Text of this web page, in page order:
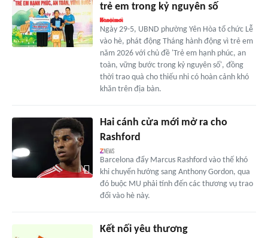
trẻ em trong kỷ nguyên số
Ngày 29-5, UBND phường Yên Hòa tổ chức Lễ
vào hè, phát động Tháng hành động vì trẻ em
năm 2026 với chủ đề 'Trẻ em hạnh phúc, an
toàn, vững bước trong kỷ nguyên số', đồng
thời trao quà cho thiếu nhi có hoàn cảnh khó
khăn trên địa bàn.
Hai cánh cửa mới mở ra cho
Rashford
Barcelona đẩy Marcus Rashford vào thế khó
khi chuyển hướng sang Anthony Gordon, qua
đó buộc MU phải tính đến các thương vụ trao
đổi vào hè này.
Kết nối yêu thương